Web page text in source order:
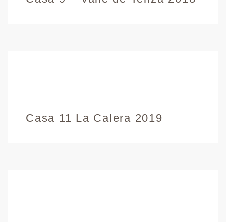
Casa 11 La Calera 2019